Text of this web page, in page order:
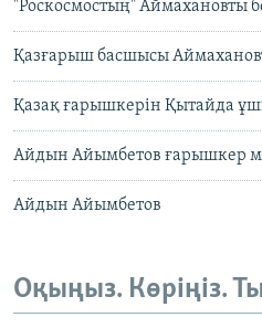
"Роскосмостың" Аймахановты
Қазғарыш басшысы
Қазақ ғарышкерін Қытайда
Айдын Айымбетов ғарышкер
Айдын Айымбетов
Оқыңыз. Көріңіз.